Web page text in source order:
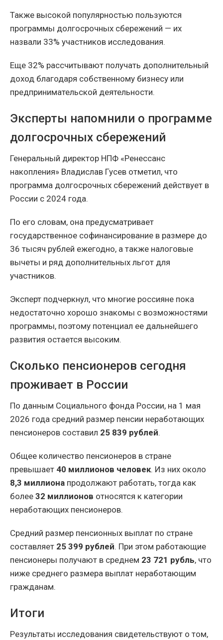
Также высокой популярностью пользуются
программы долгосрочных сбережений — их
назвали 33% участников исследования.
Еще 32% рассчитывают получать дополнительный
доход благодаря собственному бизнесу или
предпринимательской деятельности.
Эксперты напомнили о программе
долгосрочных сбережений
Генеральный директор НПФ «Ренессанс
накопления» Владислав Гусев отметил, что
программа долгосрочных сбережений действует в
России с 2024 года.
По его словам, она предусматривает
государственное софинансирование в размере до
36 тысяч рублей ежегодно, а также налоговые
вычеты и ряд дополнительных льгот для
участников.
Эксперт подчеркнул, что многие россияне пока
недостаточно хорошо знакомы с возможностями
программы, поэтому потенциал ее дальнейшего
развития остается высоким.
Сколько пенсионеров сегодня
проживает в России
По данным Социального фонда России, на 1 мая
2026 года средний размер пенсии неработающих
пенсионеров составил 25 839 рублей.
Общее количество пенсионеров в стране
превышает 40 миллионов человек. Из них около
8,3 миллиона продолжают работать, тогда как
более 32 миллионов относятся к категории
неработающих пенсионеров.
Средний размер пенсионных выплат по стране
составляет 25 399 рублей. При этом работающие
пенсионеры получают в среднем 23 721 рубль, что
ниже среднего размера выплат неработающим
гражданам.
Итоги
Результаты исследования свидетельствуют о том,